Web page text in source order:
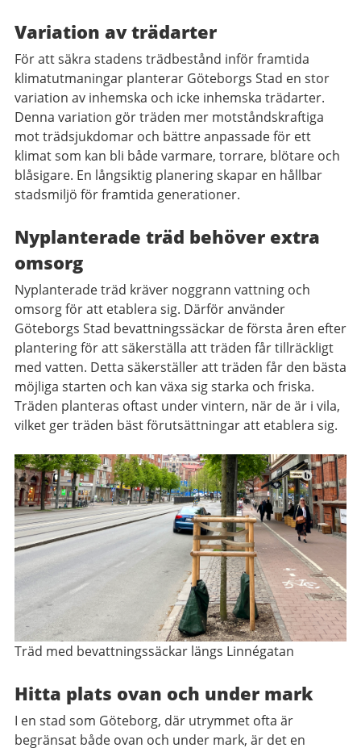
Variation av trädarter
För att säkra stadens trädbestånd inför framtida
klimatutmaningar planterar Göteborgs Stad en stor
variation av inhemska och icke inhemska trädarter.
Denna variation gör träden mer motståndskraftiga
mot trädsjukdomar och bättre anpassade för ett
klimat som kan bli både varmare, torrare, blötare och
blåsigare. En långsiktig planering skapar en hållbar
stadsmiljö för framtida generationer.
Nyplanterade träd behöver extra
omsorg
Nyplanterade träd kräver noggrann vattning och
omsorg för att etablera sig. Därför använder
Göteborgs Stad bevattningssäckar de första åren efter
plantering för att säkerställa att träden får tillräckligt
med vatten. Detta säkerställer att träden får den bästa
möjliga starten och kan växa sig starka och friska.
Träden planteras oftast under vintern, när de är i vila,
vilket ger träden bäst förutsättningar att etablera sig.
Träd med bevattningssäckar längs Linnégatan
Hitta plats ovan och under mark
I en stad som Göteborg, där utrymmet ofta är
begränsat både ovan och under mark, är det en